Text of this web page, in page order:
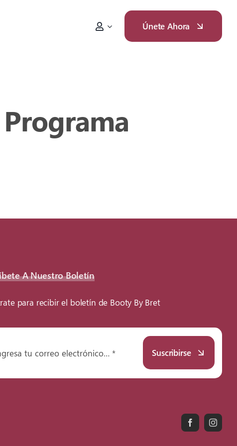
Únete Ahora
A Nuestro Boletín
para recibir el boletín de Booty By Bret
Suscribirse